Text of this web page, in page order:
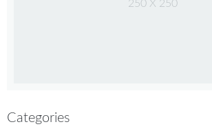
250 X 250
Categories